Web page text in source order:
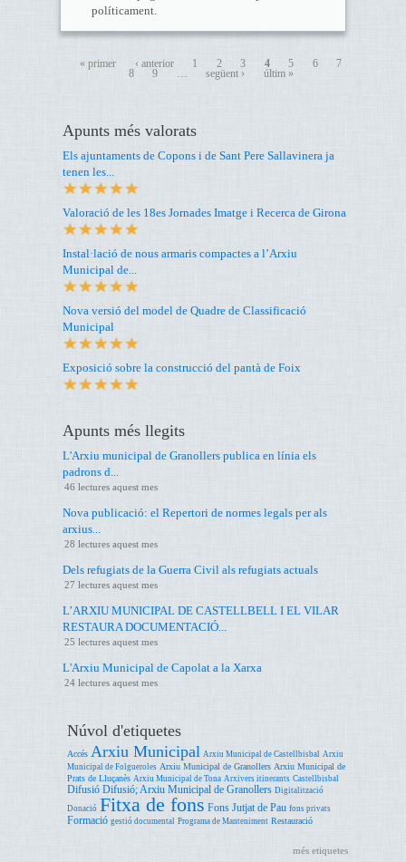
políticament.
« primer ‹ anterior 1 2 3 4 5 6
7
8
9 … següent › últim »
Apunts més valorats
Els ajuntaments de Copons i de Sant Pere Sallavinera ja
tenen les...
Valoració de les 18es Jornades Imatge i Recerca de Girona
Instal·lació de nous armaris compactes a l’Arxiu
Municipal de...
Nova versió del model de Quadre de Classificació
Municipal
Exposició sobre la construcció del pantà de Foix
Apunts més llegits
L'Arxiu municipal de Granollers publica en línia els
padrons d...
46 lectures aquest mes
Nova publicació: el Repertori de normes legals per als
arxius...
28 lectures aquest mes
Dels refugiats de la Guerra Civil als refugiats actuals
27 lectures aquest mes
L’ARXIU MUNICIPAL DE CASTELLBELL I EL VILAR
RESTAURA DOCUMENTACIÓ...
25 lectures aquest mes
L'Arxiu Municipal de Capolat a la Xarxa
24 lectures aquest mes
Núvol d'etiquetes
Accés Arxiu Municipal Arxiu Municipal de Castellbisbal Arxiu
Municipal de Folgueroles Arxiu Municipal de Granollers Arxiu Municipal de
Prats de Lluçanès Arxiu Municipal de Tona Arxivers itinerants Castellbisbal
Difusió Difusió; Arxiu Municipal de Granollers Digitalització
Donació Fitxa de fons Fons Jutjat de Pau fons privats
Formació gestió documental Programa de Manteniment Restauració
més etiquetes